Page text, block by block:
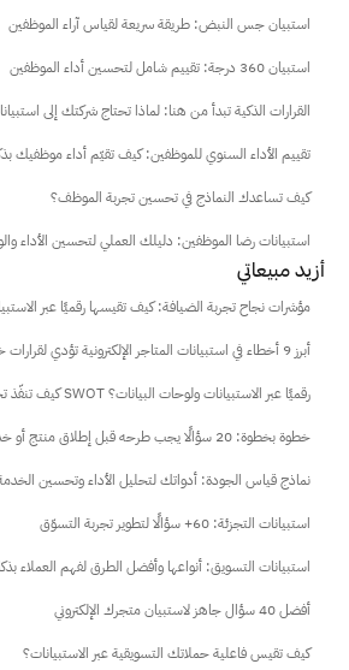
استبيان جس النبض: طريقة سريعة لقياس آراء الموظفين
استبيان 360 درجة: تقييم شامل لتحسين أداء الموظفين
القرارات الذكية تبدأ من هنا: لماذا تحتاج شركتك إلى
تقييم الأداء السنوي للموظفين: كيف تقيّم أداء موظفيك
كيف تساعدك النماذج في تحسين تجربة الموظف؟
استبيانات رضا الموظفين: دليلك العملي لتحسين الأداء
أزيد مبيعاتي
مؤشرات نجاح تجربة الضيافة: كيف تقيسها رقميًا عبر
أبرز 9 أخطاء في استبيانات المتاجر الإلكترونية تؤدي لقرارات خاطئة
كيف تنفّذ تحليل SWOT رقميًا عبر الاستبيانات ولوحات البيانات؟
خطوة بخطوة: 20 سؤالًا يجب طرحه قبل إطلاق منتج أو خدمة جديدة
نماذج قياس الجودة: أدواتك لتحليل الأداء وتحسين
استبيانات التجزئة: 60+ سؤالًا لتطوير تجربة التسوّق
استبيانات التسويق: أنواعها وأفضل الطرق لفهم العملاء
أفضل 40 سؤال جاهز لاستبيان متجرك الإلكتروني
كيف تقيس فاعلية حملاتك التسويقية عبر الاستبيانات؟